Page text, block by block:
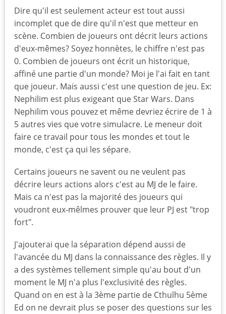
Dire qu'il est seulement acteur est tout aussi
incomplet que de dire qu'il n'est que metteur en
scène. Combien de joueurs ont décrit leurs actions
d'eux-mêmes? Soyez honnètes, le chiffre n'est pas
0. Combien de joueurs ont écrit un historique,
affiné une partie d'un monde? Moi je l'ai fait en tant
que joueur. Mais aussi c'est une question de jeu. Ex:
Nephilim est plus exigeant que Star Wars. Dans
Nephilim vous pouvez et même devriez écrire de 1 à
5 autres vies que votre simulacre. Le meneur doit
faire ce travail pour tous les mondes et tout le
monde, c'est ça qui les sépare.
Certains joueurs ne savent ou ne veulent pas
décrire leurs actions alors c'est au MJ de le faire.
Mais ca n'est pas la majorité des joueurs qui
voudront eux-mêlmes prouver que leur PJ est "trop
fort".
J'ajouterai que la séparation dépend aussi de
l'avancée du MJ dans la connaissance des règles. Il y
a des systèmes tellement simple qu'au bout d'un
moment le MJ n'a plus l'exclusivité des règles.
Quand on en est à la 3ème partie de Cthulhu 5ème
Ed on ne devrait plus se poser des questions sur les